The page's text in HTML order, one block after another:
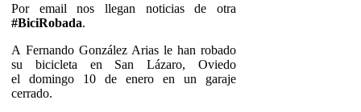
Por email nos llegan noticias de otra
#BiciRobada.
A Fernando González Arias le han robado
su bicicleta en San Lázaro, Oviedo
el domingo 10 de enero en un garaje
cerrado.